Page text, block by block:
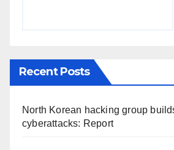
Recent Posts
North Korean hacking group
cyberattacks: Report